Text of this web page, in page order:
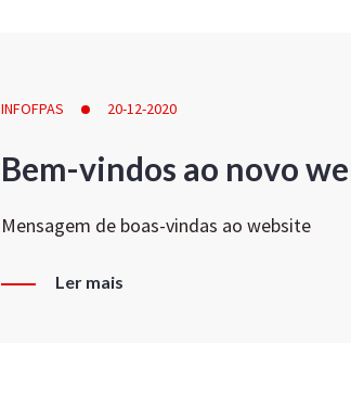
INFOFPAS 20-12-2020
Bem-vindos ao novo
Mensagem de boas-vindas ao website
Ler mais